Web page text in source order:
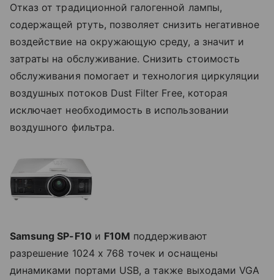
Отказ от традиционной галогенной лампы,
содержащей ртуть, позволяет снизить негативное
воздействие на окружающую среду, а значит и
затраты на обслуживание. Снизить стоимость
обслуживания помогает и технология циркуляции
воздушных потоков Dust Filter Free, которая
исключает необходимость в использовании
воздушного фильтра.
Samsung SP-F10 и F10M поддерживают
разрешение 1024 x 768 точек и оснащены
динамиками портами USB, а также выходами VGA